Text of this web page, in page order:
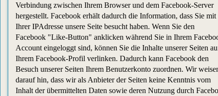
Verbindung zwischen Ihrem Browser und dem Facebook-Server
hergestellt. Facebook erhält dadurch die Information, dass Sie mit
Ihrer IPAdresse unsere Seite besucht haben. Wenn Sie den
Facebook "Like-Button" anklicken während Sie in Ihrem
Account eingeloggt sind, können Sie die Inhalte unserer Seiten
Ihrem Facebook-Profil verlinken. Dadurch kann Facebook den
Besuch unserer Seiten Ihrem Benutzerkonto zuordnen. Wir
darauf hin, dass wir als Anbieter der Seiten keine Kenntnis vom
Inhalt der übermittelten Daten sowie deren Nutzung durch